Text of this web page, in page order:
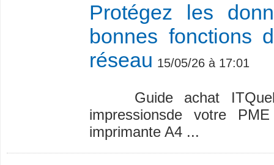
Protégez les
bonnes fonctions
réseau 15/05/26 à 17:01
Guide achat ITQuelle
impressionsde votre
imprimante A4 ...